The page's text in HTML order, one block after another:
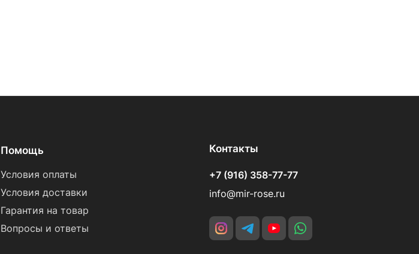
Помощь
Условия оплаты
Условия доставки
Гарантия на товар
Вопросы и ответы
Контакты
+7 (916) 358-77-77
info@mir-rose.ru